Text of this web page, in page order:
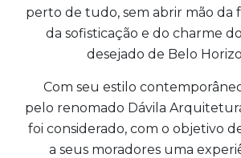
perto de tudo, sem abrir mão da
da sofisticação e do charme
desejado de Belo
Com seu estilo
pelo renomado Dávila
foi considerado, com o objetivo
a seus moradores uma